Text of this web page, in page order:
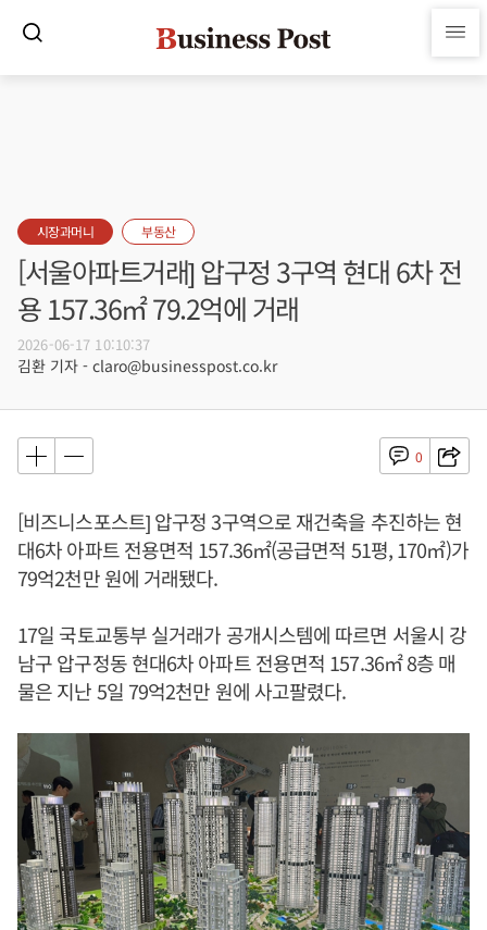
시장과머니 부동산
[서울아파트거래] 압구정 3구역 현대 6차 전
용 157.36㎡ 79.2억에 거래
2026-06-17 10:10:37
김환 기자 - claro@businesspost.co.kr
0
[비즈니스포스트] 압구정 3구역으로 재건축을 추진하는 현
대6차 아파트 전용면적 157.36㎡(공급면적 51평, 170㎡)가
79억2천만 원에 거래됐다.
17일 국토교통부 실거래가 공개시스템에 따르면 서울시 강
남구 압구정동 현대6차 아파트 전용면적 157.36㎡ 8층 매
물은 지난 5일 79억2천만 원에 사고팔렸다.